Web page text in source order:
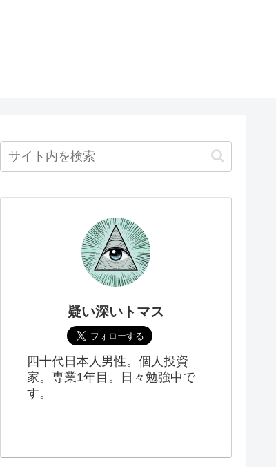
疑い深いトマス
四十代日本人男性。個人投資
家。専業1年目。日々勉強中で
す。